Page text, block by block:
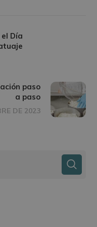
Día
paso
a paso
DE 2023